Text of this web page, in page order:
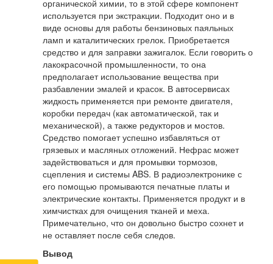
органической химии, то в этой сфере компонент
используется при экстракции. Подходит оно и в
виде основы для работы бензиновых паяльных
ламп и каталитических грелок. Приобретается
средство и для заправки зажигалок. Если говорить о
лакокрасочной промышленности, то она
предполагает использование вещества при
разбавлении эмалей и красок. В автосервисах
жидкость применяется при ремонте двигателя,
коробки передач (как автоматической, так и
механической), а также редукторов и мостов.
Средство помогает успешно избавляться от
грязевых и масляных отложений. Нефрас может
задействоваться и для промывки тормозов,
сцепления и системы ABS. В радиоэлектронике с
его помощью промываются печатные платы и
электрические контакты. Применяется продукт и в
химчистках для очищения тканей и меха.
Примечательно, что он довольно быстро сохнет и
не оставляет после себя следов.
Вывод